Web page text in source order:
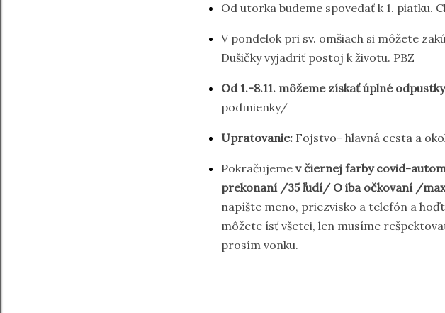
Od utorka budeme spovedať k 1. piatku.
V pondelok pri sv. omšiach si môžete
Dušičky vyjadriť postoj k životu. PBZ
Od 1.-8.11. môžeme získať úplné
podmienky/
Upratovanie: Fojstvo- hlavná cesta a
Pokračujeme v čiernej farby covid-
prekonaní /35 ľudí/ O iba očkovaní /
napíšte meno, priezvisko a telefón a
môžete ísť všetci, len musíme
prosím vonku.